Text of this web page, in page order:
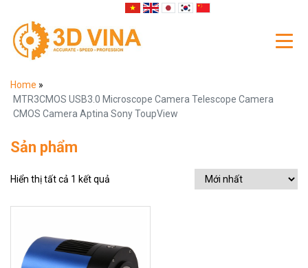
Home »
MTR3CMOS USB3.0 Microscope Camera Telescope Camera
CMOS Camera Aptina Sony ToupView
Sản phẩm
Hiển thị tất cả 1 kết quả